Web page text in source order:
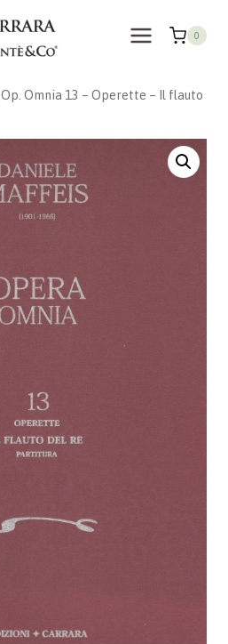
0
Op. Omnia 13 – Operette – Il flauto